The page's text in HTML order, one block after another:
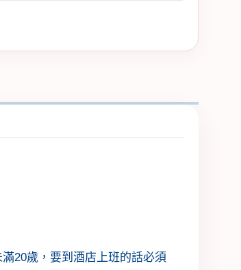
20歲，要到酒店上班的話必須